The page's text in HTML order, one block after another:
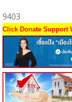
9403
Click Donate Support